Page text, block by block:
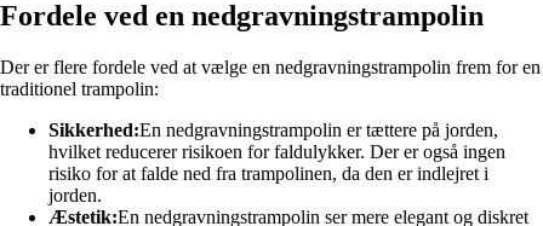
Fordele ved en nedgravningstrampolin
Der er flere fordele ved at vælge en nedgravningstrampolin frem for en
traditionel trampolin:
Sikkerhed:En nedgravningstrampolin er tættere på jorden,
hvilket reducerer risikoen for faldulykker. Der er også ingen
risiko for at falde ned fra trampolinen, da den er indlejret i
jorden.
Æstetik:En nedgravningstrampolin ser mere elegant og diskret